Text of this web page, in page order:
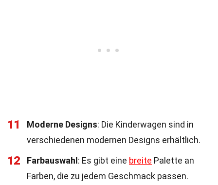
11 Moderne Designs: Die Kinderwagen sind in
verschiedenen modernen Designs erhältlich.
12 Farbauswahl : Es gibt eine breite Palette an
Farben, die zu jedem Geschmack passen.